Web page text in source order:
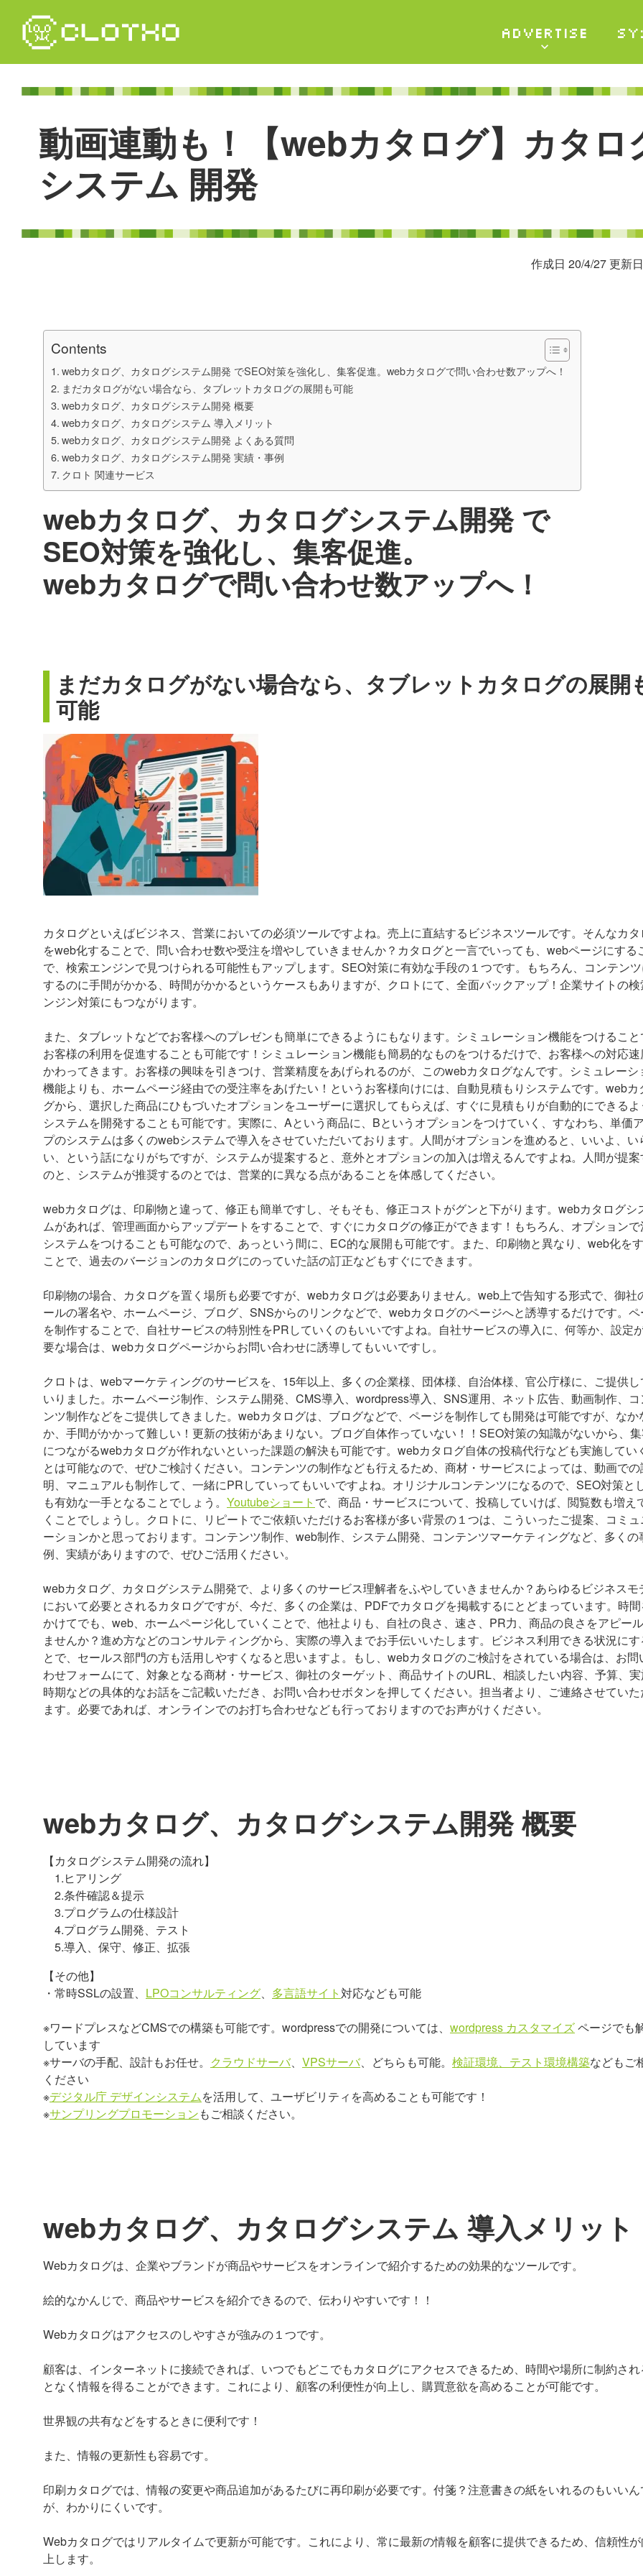
ADVERTISE
動画連動も ！ 【webカタ ログ】 カタ ロ
システム 開発
作成日 20/4/27 更新
Contents
webカタログ、カタログシステム開発 でSEO対策を強化し、集客促進。webカタログで問い合わせ数アップへ！
まだカタログがない場合なら、タブレットカタログの展開も可能
webカタログ、カタログシステム開発 概要
webカタログ、カタログシステム 導入メリット
webカタログ、カタログシステム開発 よくある質問
webカタログ、カタログシステム開発 実績・事例
クロト 関連サービス
webカタログ、カタログシステム開発 で
SEO対策を強化し、集客促進。
webカタログで問い合わせ数アップへ！
まだカタログがない場合なら、タブレットカタログの展開
可能
カタログといえばビジネス、営業においての必須ツールですよね。売上に直結するビジネスツールです。そんなカ
をweb化することで、問い合わせ数や受注を増やしていきませんか？カタログと一言でいっても、webページにする
で、検索エンジンで見つけられる可能性もアップします。SEO対策に有効な手段の１つです。もちろん、コンテン
するのに手間がかかる、時間がかかるというケースもありますが、クロトにて、全面バックアップ！企業サイトの検
ンジン対策にもつながります。
また、タブレットなどでお客様へのプレゼンも簡単にできるようにもなります。シミュレーション機能をつけること
お客様の利用を促進することも可能です！シミュレーション機能も簡易的なものをつけるだけで、お客様への対応速
かわってきます。お客様の興味を引きつけ、営業精度をあげられるのが、このwebカタログなんです。シミュレーシ
機能よりも、ホームページ経由での受注率をあげたい！というお客様向けには、自動見積もりシステムです。webカ
グから、選択した商品にひもづいたオプションをユーザーに選択してもらえば、すぐに見積もりが自動的にできるよ
システムを開発することも可能です。実際に、Aという商品に、Bというオプションをつけていく、すなわち、単価
プのシステムは多くのwebシステムで導入をさせていただいております。人間がオプションを進めると、いいよ、い
い、という話になりがちですが、システムが提案すると、意外とオプションの加入は増えるんですよね。人間が提案
のと、システムが推奨するのとでは、営業的に異なる点があることを体感してください。
webカタログは、印刷物と違って、修正も簡単ですし、そもそも、修正コストがグンと下がります。webカタログシ
ムがあれば、管理画面からアップデートをすることで、すぐにカタログの修正ができます！もちろん、オプションで
システムをつけることも可能なので、あっという間に、EC的な展開も可能です。また、印刷物と異なり、web化を
ことで、過去のバージョンのカタログにのっていた話の訂正などもすぐにできます。
印刷物の場合、カタログを置く場所も必要ですが、webカタログは必要ありません。web上で告知する形式で、御社
ールの署名や、ホームページ、ブログ、SNSからのリンクなどで、webカタログのページへと誘導するだけです。ペ
を制作することで、自社サービスの特別性をPRしていくのもいいですよね。自社サービスの導入に、何等か、設定
要な場合は、webカタログページからお問い合わせに誘導してもいいですし。
クロトは、webマーケティングのサービスを、15年以上、多くの企業様、団体様、自治体様、官公庁様に、ご提供し
いりました。ホームページ制作、システム開発、CMS導入、wordpress導入、SNS運用、ネット広告、動画制作、コ
ンツ制作などをご提供してきました。webカタログは、ブログなどで、ページを制作しても開発は可能ですが、なか
か、手間がかかって難しい！更新の技術があまりない。ブログ自体作っていない！！SEO対策の知識がないから、
につながるwebカタログが作れないといった課題の解決も可能です。webカタログ自体の投稿代行なども実施してい
とは可能なので、ぜひご検討ください。コンテンツの制作なども行えるため、商材・サービスによっては、動画で
明、マニュアルも制作して、一緒にPRしていってもいいですよね。オリジナルコンテンツになるので、SEO対策と
も有効な一手となることでしょう。 Youtubeショート で、商品・サービスについて、投稿していけば、閲覧数も増え
くことでしょうし。クロトに、リピートでご依頼いただけるお客様が多い背景の１つは、こういったご提案、コミュ
ーションかと思っております。コンテンツ制作、web制作、システム開発、コンテンツマーケティングなど、多くの
例、実績がありますので、ぜひご活用ください。
webカタログ、カタログシステム開発で、より多くのサービス理解者をふやしていきませんか？あらゆるビジネスモ
において必要とされるカタログですが、今だ、多くの企業は、PDFでカタログを掲載するにとどまっています。時
かけてでも、web、ホームページ化していくことで、他社よりも、自社の良さ、速さ、PR力、商品の良さをアピー
ませんか？進め方などのコンサルティングから、実際の導入までお手伝いいたします。ビジネス利用できる状況にす
とで、セールス部門の方も活用しやすくなると思いますよ。もし、webカタログのご検討をされている場合は、お問
わせフォームにて、対象となる商材・サービス、御社のターゲット、商品サイトのURL、相談したい内容、予算、
時期などの具体的なお話をご記載いただき、お問い合わせボタンを押してください。担当者より、ご連絡させていた
ます。必要であれば、オンラインでのお打ち合わせなども行っておりますのでお声がけください。
webカタログ、カタログシステム開発 概要
【カタログシステム開発の流れ】
1.ヒアリング
2.条件確認＆提示
3.プログラムの仕様設計
4.プログラム開発、テスト
5.導入、保守、修正、拡張
【その他】
・常時SSLの設置、 LPOコンサルティング、 多言語サイト 対応なども可能
※ワードプレスなどCMSでの構築も可能です。wordpressでの開発については、 wordpress カスタマイズページでも
しています
※サーバの手配、設計もお任せ。 クラウドサーバ、 VPSサーバ、どちらも可能。 検証環境、テスト環境構築などもご
ください
※デジタル庁 デザインシステムを活用して、ユーザビリティを高めることも可能です！
※サンプリングプロモーションもご相談ください。
webカタログ、カタログシステム 導入メリット
Webカタログは、企業やブランドが商品やサービスをオンラインで紹介するための効果的なツールです。
絵的なかんじで、商品やサービスを紹介できるので、伝わりやすいです！！
Webカタログはアクセスのしやすさが強みの１つです。
顧客は、インターネットに接続できれば、いつでもどこでもカタログにアクセスできるため、時間や場所に制約され
となく情報を得ることができます。これにより、顧客の利便性が向上し、購買意欲を高めることが可能です。
世界観の共有などをするときに便利です！
また、情報の更新性も容易です。
印刷カタログでは、情報の変更や商品追加があるたびに再印刷が必要です。付箋？注意書きの紙をいれるのもいいん
が、わかりにくいです。
Webカタログではリアルタイムで更新が可能です。これにより、常に最新の情報を顧客に提供できるため、信頼性が
上します。